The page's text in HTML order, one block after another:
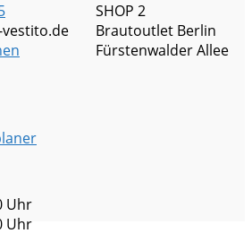
SHOP 2
Brautoutlet Berlin
Fürstenwalder Allee
Uhr
Uhr